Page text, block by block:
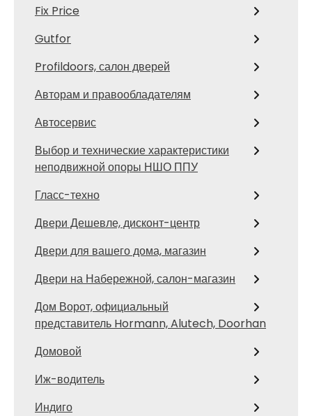
Fix Price
Gutfor
Profildoors, салон дверей
Авторам и правообладателям
Автосервис
Выбор и технические характеристики
неподвижной опоры НШО ППУ
Гласс-техно
Двери Дешевле, дисконт-центр
Двери для вашего дома, магазин
Двери на Набережной, салон-магазин
Дом Ворот, официальный
представитель Hormann, Alutech, Doorhan
Домовой
Иж-водитель
Индиго